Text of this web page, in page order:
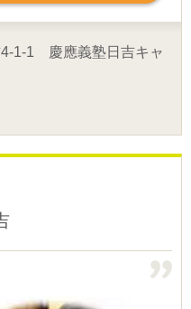
1-1 慶應義塾日吉キャ